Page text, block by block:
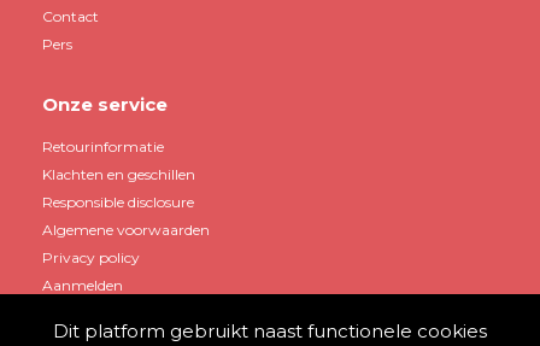
Contact
Pers
Onze service
Retourinformatie
Klachten en geschillen
Responsible disclosure
Algemene voorwaarden
Privacy policy
Aanmelden
Dit platform gebruikt naast functionele cookies